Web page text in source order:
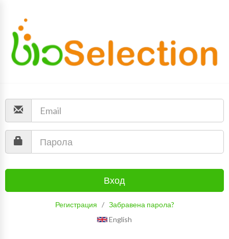
Вход
Регистрация / Забравена парола?
English